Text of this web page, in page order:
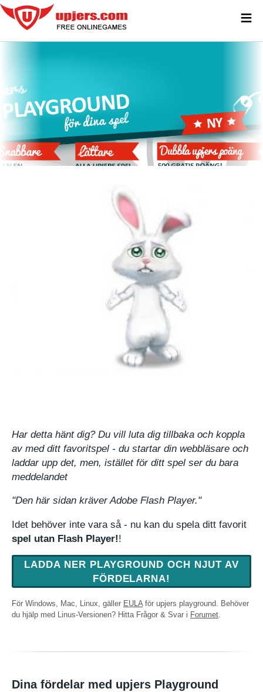
SPEL UTAN FLASH PLAYER
Har detta hänt dig? Du vill luta dig tillbaka och koppla
av med ditt favoritspel - du startar din webbläsare och
laddar upp det, men, istället för ditt spel ser du bara
meddelandet
"Den här sidan kräver Adobe Flash Player."
Idet behöver inte vara så - nu kan du spela ditt favorit
spel utan Flash Player!!
LADDA NER PLAYGROUND OCH NJUT AV
FÖRDELARNA!
För Windows, Mac, Linux, gäller EULA för upjers playground. Behöver
du hjälp med Linus-Versionen? Hitta Frågor & Svar i Forumet
Dina fördelar med upjers Playground
≡